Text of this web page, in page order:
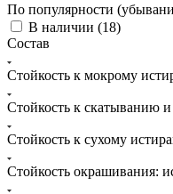
По популярности
В наличии (18)
Состав
Стойкость к мокрому
Стойкость к скатыванию
Стойкость к сухому
Стойкость окрашивания: